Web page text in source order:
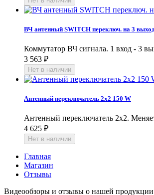
ВЧ антенный SWITCH переключ. на 3
Коммутатор ВЧ сигнала. 1 вход - 3
3 563 ₽
Антенный переключатель 2х2 150 W
Антенный переключатель 2х2.
4 625 ₽
Главная
Магазин
Отзывы
Видеообзоры и отзывы о нашей